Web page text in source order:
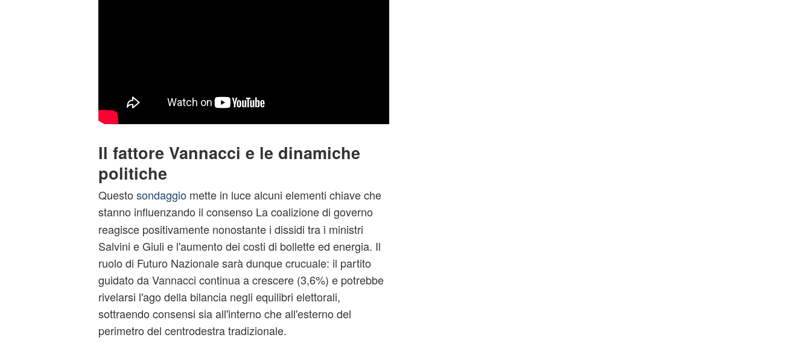
Il fattore Vannacci e le dinamiche
politiche
Questo sondaggiomette in luce alcuni elementi chiave che
stanno influenzando il consenso La coalizione di governo
reagisce positivamente nonostante i dissidi tra i ministri
Salvini e Giuli e l'aumento dei costi di bollette ed energia. Il
ruolo di Futuro Nazionale sarà dunque crucuale: il partito
guidato da Vannacci continua a crescere (3,6%) e potrebbe
rivelarsi l'ago della bilancia negli equilibri elettorali,
sottraendo consensi sia all'interno che all'esterno del
perimetro del centrodestra tradizionale.